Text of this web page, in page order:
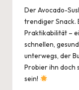
Der Avocado-
trendiger Snack.
Praktikabilität –
schnellen,
unterwegs, der
Probier ihn doch
sein!